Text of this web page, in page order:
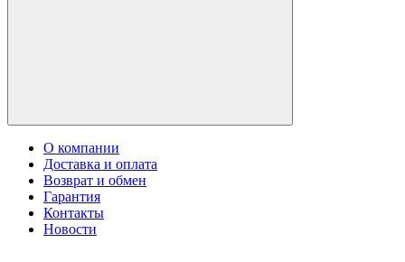
О компании
Доставка и оплата
Возврат и обмен
Гарантия
Контакты
Новости